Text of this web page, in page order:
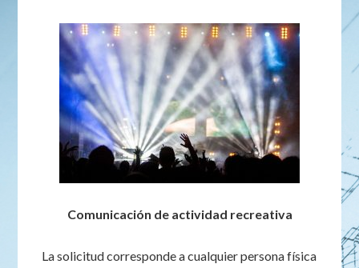
Comunicación de actividad recreativa
La solicitud corresponde a cualquier persona física